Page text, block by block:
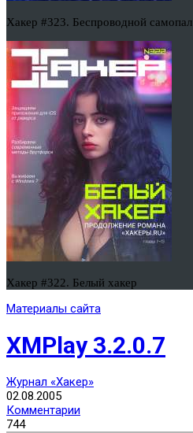
Хакер #323. Беспроводной самопал
Хакер #322. Белый хакер
Материалы сайта
XMPlay 3.2.0.7
Журнал «Хакер»
02.08.2005
Комментарии
744